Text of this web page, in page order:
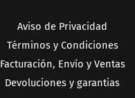
Aviso de Privacidad
Términos y Condiciones
Facturación, Envío y Ventas
Devoluciones y garantias